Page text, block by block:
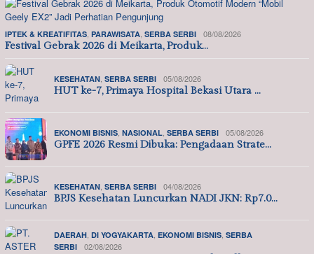
IPTEK & KREATIFITAS PARAWISATA SERBA SERBI 08/08/2026
Festival Gebrak 2026 di Meikarta, Produk…
KESEHATAN SERBA SERBI 05/08/2026
HUT ke-7, Primaya Hospital Bekasi Utara …
EKONOMI BISNIS NASIONAL SERBA SERBI 05/08/2026
GPFE 2026 Resmi Dibuka: Pengadaan Strate…
KESEHATAN SERBA SERBI 04/08/2026
BPJS Kesehatan Luncurkan NADI JKN: Rp7.0…
DAERAH DI YOGYAKARTA EKONOMI BISNIS SERBA
SERBI
02/08/2026